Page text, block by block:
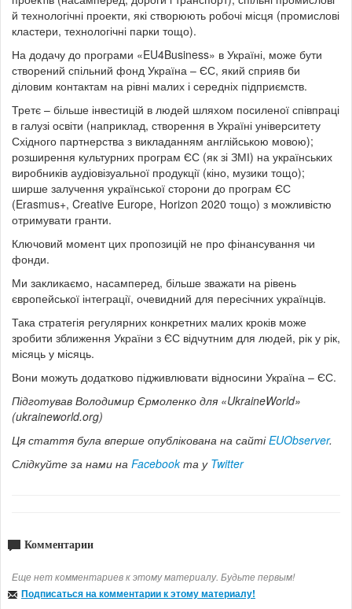
й технологічні проекти, які створюють робочі місця (промислові
кластери, технологічні парки тощо).
На додачу до програми «EU4Business» в Україні, може бути
створений спільний фонд Україна – ЄС, який сприяв би
діловим контактам на рівні малих і середніх підприємств.
Третє – більше інвестицій в людей шляхом посиленої співпраці
в галузі освіти (наприклад, створення в Україні університету
Східного партнерства з викладанням англійською мовою);
розширення культурних програм ЄС (як зі ЗМІ) на українських
виробників аудіовізуальної продукції (кіно, музики тощо);
ширше залучення української сторони до програм ЄС
(Erasmus+, Creative Europe, Horizon 2020 тощо) з можливістю
отримувати гранти.
Ключовий момент цих пропозицій не про фінансування чи
фонди.
Ми закликаємо, насамперед, більше зважати на рівень
європейської інтеграції, очевидний для пересічних українців.
Така стратегія регулярних конкретних малих кроків може
зробити зближення України з ЄС відчутним для людей, рік у рік,
місяць у місяць.
Вони можуть додатково підживлювати відносини Україна – ЄС.
Підготував Володимир Єрмоленко для «UkraineWorld»
(ukraineworld.org)
Ця стаття була вперше опублікована на сайтіEUObserver.
Слідкуйте за нами на Facebookта у Twitter
Комментарии
Еще нет комментариев к этому материалу. Будьте первым!
Подписаться на комментарии к этому материалу!